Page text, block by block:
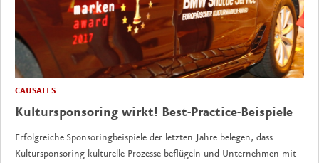
CAUSALES
Kultursponsoring wirkt! Best-Practice-Beispiele
Erfolgreiche Sponsoringbeispiele der letzten Jahre belegen, dass
Kultursponsoring kulturelle Prozesse beflügeln und Unternehmen mit